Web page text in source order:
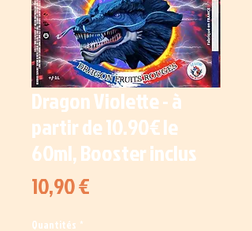
Dragon Violette - à
partir de 10.90€ le
60ml, Booster inclus
10,90 €Prix
Quantités *